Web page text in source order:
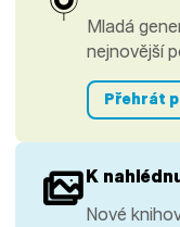
Mladá
nejnovější
Přehrát
K
Nové